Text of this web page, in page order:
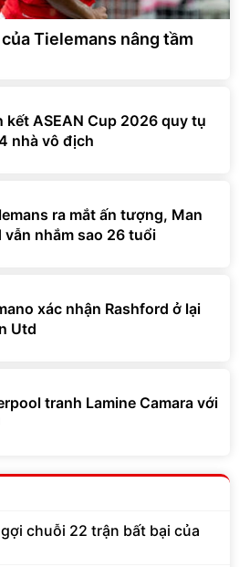
Tielemans nâng tầm
kết ASEAN Cup 2026 quy tụ
nhà vô địch
ra mắt ấn tượng, Man
vẫn nhắm sao 26 tuổi
xác nhận Rashford ở lại
Utd
tranh Lamine Camara với
chuỗi 22 trận bất bại của